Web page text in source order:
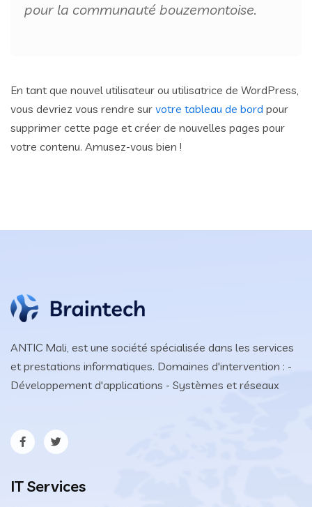
pour la communauté bouzemontoise.
En tant que nouvel utilisateur ou utilisatrice de WordPress,
vous devriez vous rendre sur votre tableau de bord pour
supprimer cette page et créer de nouvelles pages pour
votre contenu. Amusez-vous bien !
ANTIC Mali, est une société spécialisée dans les services
et prestations informatiques. Domaines d'intervention : -
Développement d'applications - Systèmes et réseaux
IT Services